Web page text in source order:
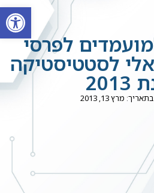
פתח
לפרסי
לסטטיסטיקה
מרץ 13, 2013